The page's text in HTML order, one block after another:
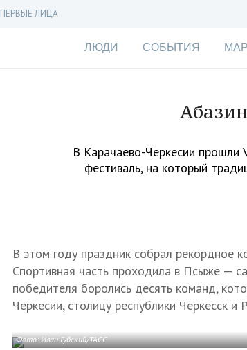
ПЕРВЫЕ ЛИЦА
ЛЮДИ СОБЫТИЯ
В Карачаево-Черкесии прошли
фестиваль, на который
В этом году праздник собрал рекордное
Спортивная часть проходила в Псыже —
победителя боролись десять команд,
Черкесии, столицу республики Черкесск и
Фото: Иван Губский/ТАСС